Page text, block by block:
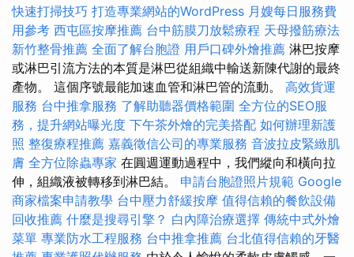
快速打掃技巧 打造專業網站的WordPress 月嫂每日服務費
用參考 西屯區按摩推薦 台中筋膜刀放鬆療程 天母撥筋療法
新竹整骨推薦 全面了解台胞證 用戶口碑外燴推薦 淋巴按摩
或淋巴引流方法的本質是淋巴從組織中輸送新陳代謝的最終
產物。 這個序號最能加速血管和淋巴管的流動。 高效貨運
服務 台中推拿服務 了解助聽器價格範圍 全方位的SEO服
務，提升網站曝光度 下午茶外燴的完美搭配 如何辦理新護
照 整復療程推薦 嘉義徵信公司的專業服務 音波拉皮緊緻肌
膚 全方位除蟲專家 在圓週運動過程中，我們縱向和橫向拉
伸，組織液被轉移到淋巴結。 申請台胞證照片規範 Google
商家檔案申請教學 台中壓力舒緩按摩 值得信賴的餐飲設備
回收推薦 什麼是搜尋引擎？ 白內障治療選擇 傳統中式外燴
菜單 專業防水工程服務 台中推拿推薦 台北值得信賴的牙醫